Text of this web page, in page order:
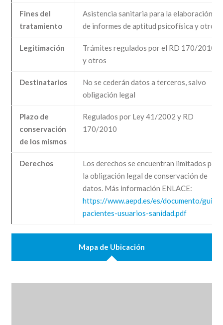
Fines del
tratamiento
Asistencia sanitaria para la elaboración
de informes de aptitud psicofísica y otros
Legitimación
Trámites regulados por el RD 170/2010
y otros
Destinatarios
No se cederán datos a terceros, salvo
obligación legal
Plazo de
conservación
de los mismos
Regulados por Ley 41/2002 y RD
170/2010
Derechos
Los derechos se encuentran limitados por
la obligación legal de conservación de
datos. Más información ENLACE:
https://www.aepd.es/es/documento/guia-
pacientes-usuarios-sanidad.pdf
Mapa de Ubicación